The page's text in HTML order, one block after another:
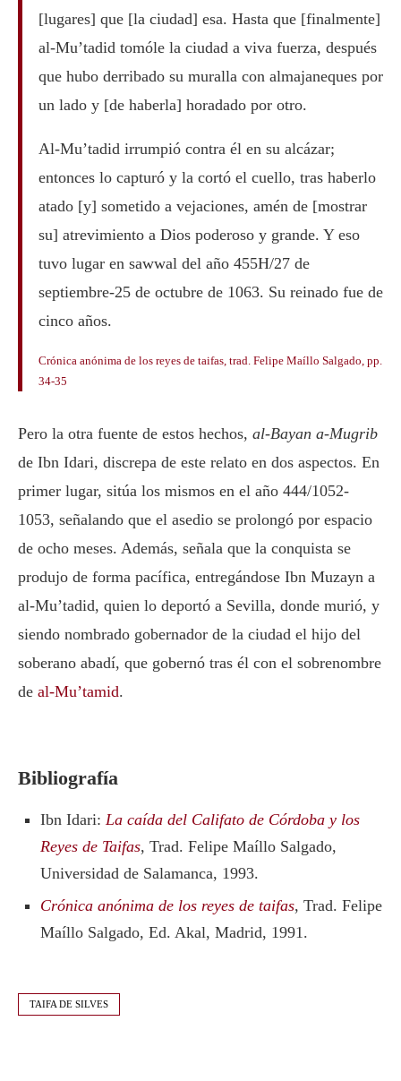
[lugares] que [la ciudad] esa. Hasta que [finalmente]
al-Mu’tadid tomóle la ciudad a viva fuerza, después
que hubo derribado su muralla con almajaneques por
un lado y [de haberla] horadado por otro.
Al-Mu’tadid irrumpió contra él en su alcázar;
entonces lo capturó y la cortó el cuello, tras haberlo
atado [y] sometido a vejaciones, amén de [mostrar
su] atrevimiento a Dios poderoso y grande. Y eso
tuvo lugar en sawwal del año 455H/27 de
septiembre-25 de octubre de 1063. Su reinado fue de
cinco años.
Crónica anónima de los reyes de taifas, trad. Felipe Maíllo Salgado, pp.
34-35
Pero la otra fuente de estos hechos, al-Bayan a-Mugrib
de Ibn Idari, discrepa de este relato en dos aspectos. En
primer lugar, sitúa los mismos en el año 444/1052-
1053, señalando que el asedio se prolongó por espacio
de ocho meses. Además, señala que la conquista se
produjo de forma pacífica, entregándose Ibn Muzayn a
al-Mu’tadid, quien lo deportó a Sevilla, donde murió, y
siendo nombrado gobernador de la ciudad el hijo del
soberano abadí, que gobernó tras él con el sobrenombre
de al-Mu’tamid.
Bibliografía
Ibn Idari: La caída del Califato de Córdoba y los
Reyes de Taifas, Trad. Felipe Maíllo Salgado,
Universidad de Salamanca, 1993.
Crónica anónima de los reyes de taifas, Trad. Felipe
Maíllo Salgado, Ed. Akal, Madrid, 1991.
TAIFA DE SILVES